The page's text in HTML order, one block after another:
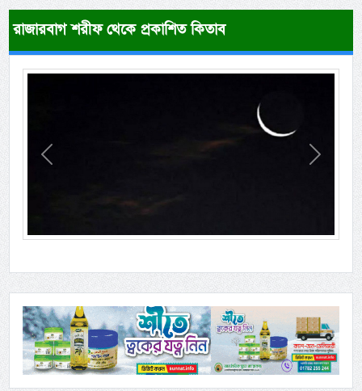
রাজারবাগ শরীফ থেকে প্রকাশিত কিতাব
Previous Next